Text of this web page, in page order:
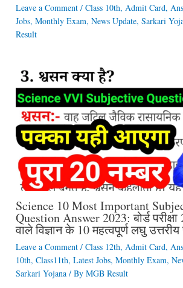
Leave a Comment / Class 10th, Admit Card,
Jobs, Monthly Exam, News Update, Sarkari
Result
Science 10 Most Important
Question Answer 2023: बोर्ड
वाले विज्ञान के 10 महत्वपूर्ण लघु
Leave a Comment / Class 12th, Admit Card,
10th, Class11th, Latest Jobs, Monthly Exam,
Sarkari Yojana/ By MGB Result